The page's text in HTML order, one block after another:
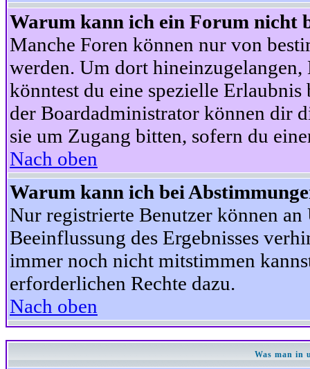
Warum kann ich ein Forum nicht
Manche Foren können nur von
werden. Um dort hineinzugelangen,
könntest du eine spezielle
der Boardadministrator können dir
sie um Zugang bitten, sofern du
Nach oben
Warum kann ich bei
Nur registrierte Benutzer können
Beeinflussung des Ergebnisses
immer noch nicht mitstimmen
erforderlichen Rechte dazu.
Nach oben
Was man in